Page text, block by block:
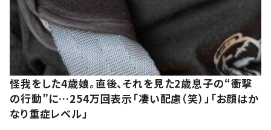
怪我をした4歳娘。直後、それを見た2歳息子の“衝撃
の行動”に…254万回表示「凄い配慮（笑）」「お顔はか
なり重症レベル」